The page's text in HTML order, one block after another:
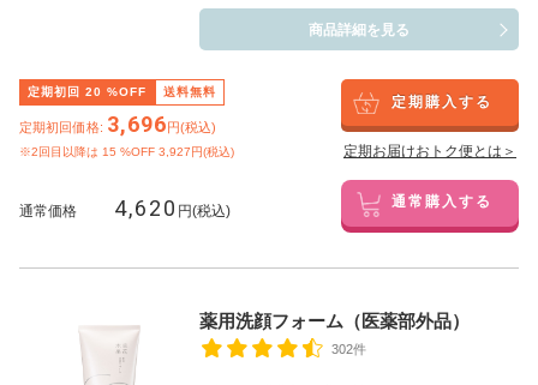
商品詳細を見る
定期初回 20 %OFF 送料無料
定期初回価格: 3,696円(税込)
※2回目以降は 15 %OFF 3,927円(税込)
定期購入する
定期お届けおトク便とは＞
通常価格 4,620 円(税込) 通常購入する
薬用洗顔フォーム（医薬部外品）
302件